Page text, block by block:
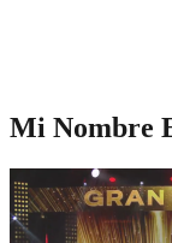
Mi Nombre